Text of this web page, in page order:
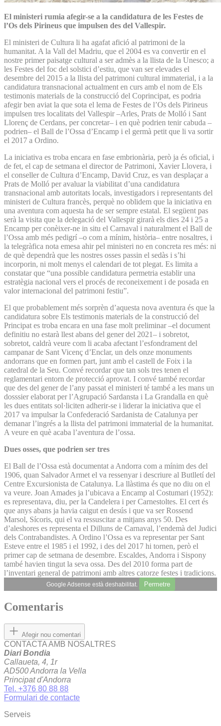
El ministeri rumia afegir-se a la candidatura de les Festes de
l’Os dels Pirineus que impulsen des del Vallespir.
El ministeri de Cultura li ha agafat afició al patrimoni de la
humanitat. A la Vall del Madriu, que el 2004 es va convertir en el
nostre primer paisatge cultural a ser admès a la llista de la Unesco; a
les Festes del foc del solstici d’estiu, que van ser elevades el
desembre del 2015 a la llista del patrimoni cultural immaterial, i a la
candidatura transnacional actualment en curs amb el nom de Els
testimonis materials de la construcció del Coprincipat, es podria
afegir ben aviat la que sota el lema de Festes de l’Os dels Pirineus
impulsen tres localitats del Vallespir –Arles, Prats de Molló i Sant
Llorenç de Cerdans, per concretar– i en què podrien tenir cabuda –
podrien– el Ball de l’Ossa d’Encamp i el germà petit que li va sortir
el 2017 a Ordino.
La iniciativa es troba encara en fase embrionària, però ja és oficial, i
de fet, el cap de setmana el director de Patrimoni, Xavier Llovera, i
el conseller de Cultura d’Encamp, David Cruz, es van desplaçar a
Prats de Molló per avaluar la viabilitat d’una candidatura
transnacional amb autoritats locals, investigadors i representants del
ministeri de Cultura francès, perquè no oblidem que la iniciativa en
una aventura com aquesta ha de ser sempre estatal. El següent pas
serà la visita que la delegació del Vallespir girarà els dies 24 i 25 a
Encamp per conèixer-ne in situ el Carnaval i naturalment el Ball de
l’Ossa amb més pedigrí –o com a mínim, història– entre nosaltres, i
la telegràfica nota emesa ahir pel ministeri no en concreta res més: ni
de què dependrà que les nostres osses passin el sedàs i s’hi
incorporin, ni molt menys el calendari de tot plegat. Es limita a
constatar que “una possible candidatura permetria establir una
estratègia nacional vers el procés de reconeixement i de posada en
valor internacional del patrimoni festiu”.
El que probablement més sorprèn d’aquesta nova aventura és que la
candidatura sobre Els testimonis materials de la construcció del
Principat es troba encara en una fase molt preliminar –el document
definitiu no estarà llest abans del gener del 2021– i sobretot,
sobretot, caldrà veure com li acaba afectant l’esfondrament del
campanar de Sant Vicenç d’Enclar, un dels onze monuments
andorrans que en formen part, junt amb el castell de Foix i la
catedral de la Seu. Convé recordar que tan sols tres tenen el
reglamentari entorn de protecció aprovat. I convé també recordar
que des del gener de l’any passat el ministeri té també a les mans un
dosssier elaborat per l’Agrupació Sardansta i La Grandalla en què
les dues entitats sol·liciten adherir-se i liderar la iniciativa que el
2017 va impulsar la Confederació Sardanista de Catalunya per
demanar l’ingrés a la llista del patrimoni immaterial de la humanitat.
A veure en què acaba l’aventura de l’ossa.
Dues osses, que podrien ser tres
El Ball de l’Ossa està documentat a Andorra com a mínim des del
1906, quan Salvador Armet el va ressenyar i descriure al Butlletí del
Centre Excursionista de Catalunya. La llàstima és que no diu on el
va veure. Joan Amades ja l’ubicava a Encamp al Costumari (1952):
es representava, diu, per la Candelera i per Carnestoltes. El cert és
que anys abans ja havia caigut en desús i que va ser Rossend
Marsol, Sícoris, qui el va ressuscitar a mitjans anys 50. Des
d’aleshores es representa el Dilluns de Carnaval, l’endemà del Judici
dels Contrabandistes. A Ordino l’Ossa es va representar per Sant
Esteve entre el 1985 i el 1992, i des del 2017 hi tornen, però el
primer cap de setmana de desembre. Escaldes, Andorra i Sispony
també havien tingut la seva ossa. Des del 2010 forma part de
l’inventari general de patrimoni amb altres catorze festes i tradicions.
Google Adsense està deshabilitat. Permetre
Comentaris
Afegir nou comentari
CONTACTA AMB NOSALTRES
Diari Bondia
Callaueta, 4, 1r
AD500 Andorra la Vella
Principat d'Andorra
Tel. +376 80 88 88
Formulari de contacte
Serveis